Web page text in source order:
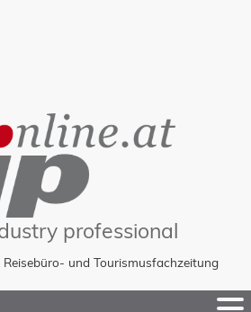
professional
und Tourismusfachzeitung